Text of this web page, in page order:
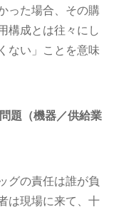
った場合、その購
構成とは往々にし
ない」ことを意味
題（機器／供給業
グの責任は誰が負
は現場に来て、十